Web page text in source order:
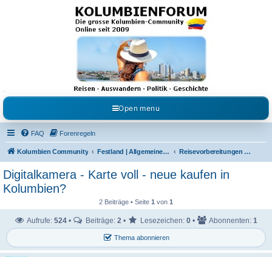
Kolumbienforum - Das
grosse Forum der
Freunde Kolumbiens
Reisen, Auswandern, Kultur, Politik, Geschichte und Visum in Kolumbien und Venezuela.
Austausch, Erfahrungen und Gemeinschaft im Kolumbienforum
Open menu
FAQ Forenregeln
Kolumbien Community Festland | Allgemeine Fragen Reisevorbereitungen & Reiseerfahrungen
Digitalkamera - Karte voll - neue kaufen in
Kolumbien?
2 Beiträge • Seite 1 von 1
Thema abonnieren
Aufrufe: 524 • Beiträge: 2 • Lesezeichen: 0 • Abonnenten: 1